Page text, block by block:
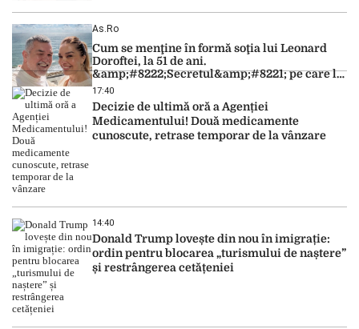
As.ro
Cum se menţine în formă soţia lui Leonard
Doroftei, la 51 de ani.
&amp;#8222;Secretul&amp;#8221; pe care l-a
dezvăluit
17:40
Decizie de ultimă oră a Agenției
Medicamentului! Două medicamente
cunoscute, retrase temporar de la vânzare
14:40
Donald Trump lovește din nou în imigrație:
ordin pentru blocarea „turismului de naștere”
și restrângerea cetățeniei